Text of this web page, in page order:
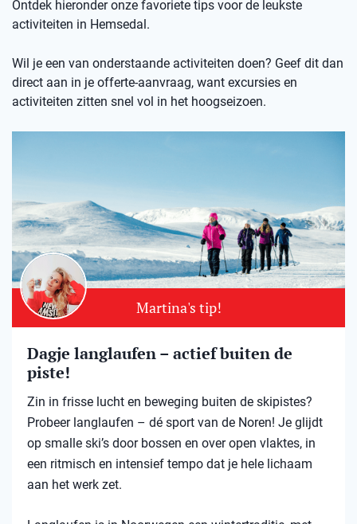
Ontdek hieronder onze favoriete tips voor de leukste
activiteiten in Hemsedal.
Wil je een van onderstaande activiteiten doen? Geef dit dan
direct aan in je offerte-aanvraag, want excursies en
activiteiten zitten snel vol in het hoogseizoen.
Martina's tip!
Dagje langlaufen – actief buiten de
piste!
Zin in frisse lucht en beweging buiten de skipistes?
Probeer langlaufen – dé sport van de Noren! Je glijdt
op smalle ski’s door bossen en over open vlaktes, in
een ritmisch en intensief tempo dat je hele lichaam
aan het werk zet.